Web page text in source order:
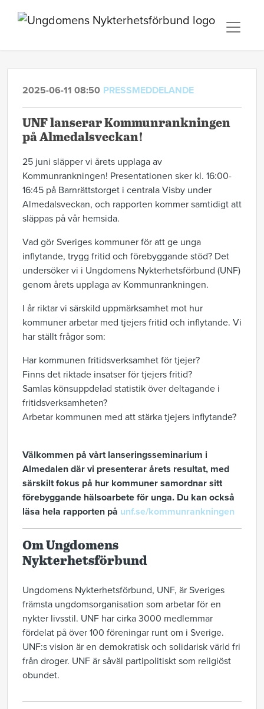
2025-06-11 08:50 PRESSMEDDELANDE
UNF lanserar Kommunrankningen
på Almedalsveckan!
25 juni släpper vi årets upplaga av
Kommunrankningen! Presentationen sker kl. 16:00-
16:45 på Barnrättstorget i centrala Visby under
Almedalsveckan, och rapporten kommer samtidigt att
släppas på vår hemsida.
Vad gör Sveriges kommuner för att ge unga
inflytande, trygg fritid och förebyggande stöd? Det
undersöker vi i Ungdomens Nykterhetsförbund (UNF)
genom årets upplaga av Kommunrankningen.
I år riktar vi särskild uppmärksamhet mot hur
kommuner arbetar med tjejers fritid och inflytande. Vi
har ställt frågor som:
Har kommunen fritidsverksamhet för tjejer?
Finns det riktade insatser för tjejers fritid?
Samlas könsuppdelad statistik över deltagande i
fritidsverksamheten?
Arbetar kommunen med att stärka tjejers inflytande?
Välkommen på vårt lanseringsseminarium i
Almedalen där vi presenterar årets resultat, med
särskilt fokus på hur kommuner samordnar sitt
förebyggande hälsoarbete för unga. Du kan också
läsa hela rapporten på unf.se/kommunrankningen
Om Ungdomens
Nykterhetsförbund
Ungdomens Nykterhetsförbund, UNF, är Sveriges
främsta ungdomsorganisation som arbetar för en
nykter livsstil. UNF har cirka 3000 medlemmar
fördelat på över 100 föreningar runt om i Sverige.
UNF:s vision är en demokratisk och solidarisk värld fri
från droger. UNF är såväl partipolitiskt som religiöst
obundet.